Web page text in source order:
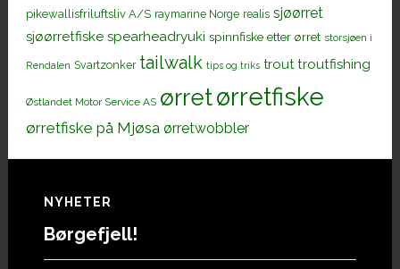
pikewallisfriluftsliv A/S raymarine Norge realis sjøørret
sjøørretfiske spearheadryuki spinnfiske etter ørret storsjøen i
Rendalen Svartzonker tailwalk tips og triks trout troutfishing
Østlandet Motor Service AS ørretørretfiske
ørretfiske på Mjøsa ørretwobbler
Footer
NYHETER
Børgefjell!